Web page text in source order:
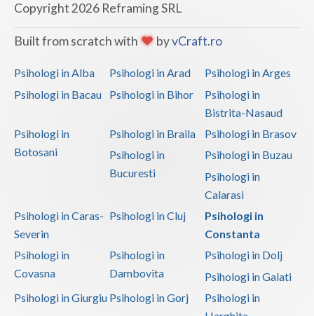
Copyright 2026 Reframing SRL
Built from scratch with byvCraft.ro
Psihologi in Alba Psihologi in Arad
Psihologi in Arges
Psihologi in Bacau
Psihologi in Bihor
Psihologi in
Bistrita-Nasaud
Psihologi in
Botosani
Psihologi in Braila
Psihologi in Brasov
Psihologi in
Bucuresti
Psihologi in Buzau
Psihologi in
Calarasi
Psihologi in Caras-
Severin
Psihologi in Cluj
Psihologi in
Constanta
Psihologi in
Covasna
Psihologi in
Dambovita
Psihologi in Dolj
Psihologi in Galati
Psihologi in Giurgiu Psihologi in Gorj
Psihologi in